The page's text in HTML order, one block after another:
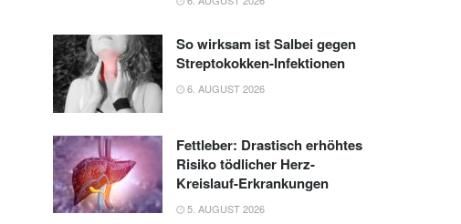
So wirksam ist Salbei gegen
Streptokokken-Infektionen
6. AUGUST 2026
Fettleber: Drastisch erhöhtes
Risiko tödlicher Herz-
Kreislauf-Erkrankungen
5. AUGUST 2026